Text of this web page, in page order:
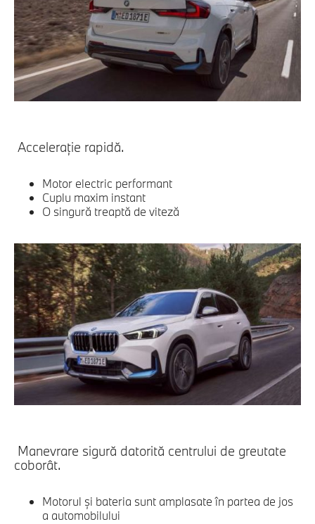
Acceleraţie rapidă.
Motor electric performant
Cuplu maxim instant
O singură treaptă de viteză
Manevrare sigură datorită centrului de greutate
coborât.
Motorul şi bateria sunt amplasate în partea de jos
a automobilului